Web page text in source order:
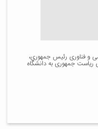
و فناوری رئیس جمهوری،
جمهوری به دانشگاه